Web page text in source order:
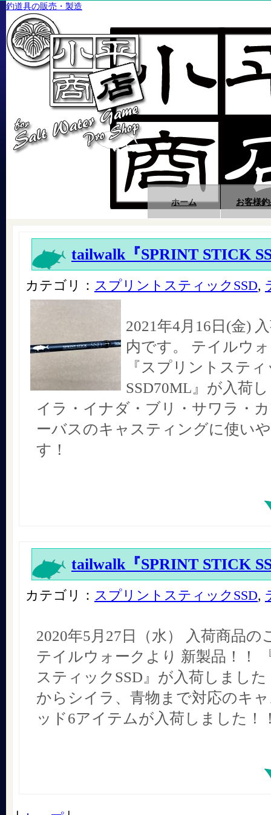
釣道具の販売・製造
ホーム お客様
tailwalk『SPRINT STICK
カテゴリ： スプリントスティックSSD,
2021年4月16日(金)
内です。 テイルウ
『スプリントステ
SSD70ML』が入荷
イラ・イナダ・ブリ・サワラ・
ーバスのキャスティングに使い
す！
tailwalk『SPRINT STICK
カテゴリ： スプリントスティックSSD,
2020年5月27日（水） 入荷商品の
テイルウォークより 新製品！！
スティックSSD』が入荷しまし
からシイラ、青物まで対応のキ
ッド6アイテムが入荷しました！